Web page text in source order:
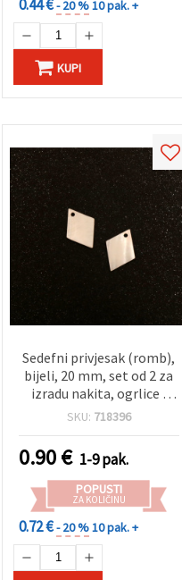
0.44 €- 20 %10 pak. +
KUPI
Sedefni privjesak (romb),
bijeli, 20 mm, set od 2 za
izradu nakita, ogrlice i
naušnice, uradi sam
SKU: 718396
0.90€ 1-9 pak.
POPUSTI
ZA KOLIČINU
0.72 €- 20 %10 pak. +